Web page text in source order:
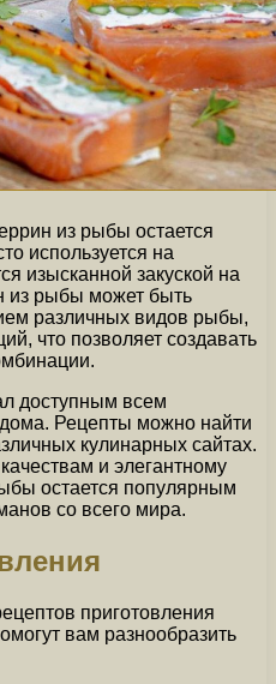
из рыбы остается
используется на
изысканной закуской на
из рыбы может быть
различных видов рыбы,
что позволяет создавать
доступным всем
Рецепты можно найти
кулинарных сайтах.
и элегантному
остается популярным
со всего мира.
приготовления
вам разнообразить